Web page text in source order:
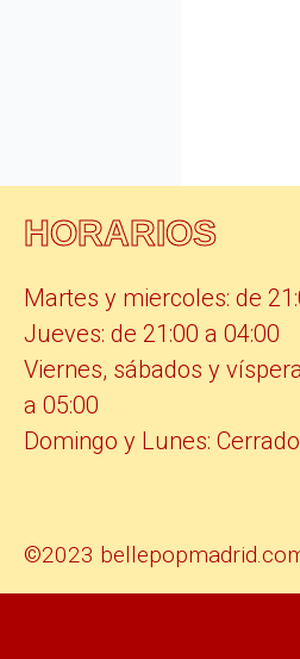
HORARIOS
Martes y miercoles: de
Jueves: de 21:00 a 04:00
Viernes, sábados y
a 05:00
Domingo y Lunes: Cerrado
©2023